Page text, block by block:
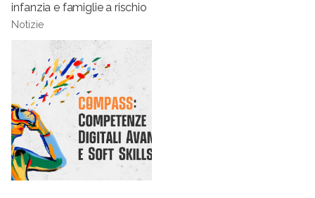
infanzia e famiglie a rischio
Notizie